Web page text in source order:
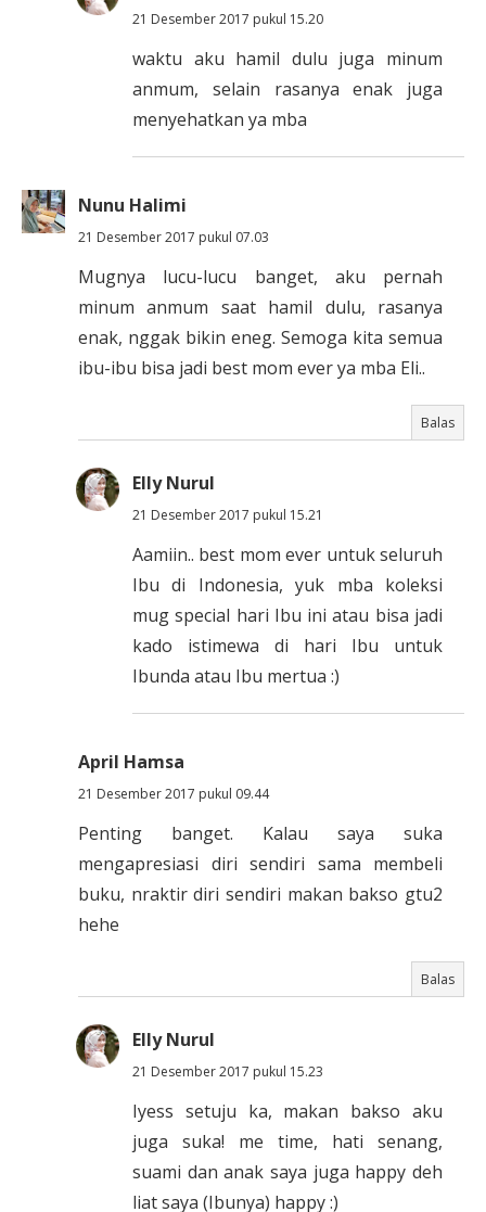
21 Desember 2017 pukul 15.20
waktu aku hamil dulu juga minum
anmum, selain rasanya enak juga
menyehatkan ya mba
Nunu Halimi
21 Desember 2017 pukul 07.03
Mugnya lucu-lucu banget, aku pernah
minum anmum saat hamil dulu, rasanya
enak, nggak bikin eneg. Semoga kita semua
ibu-ibu bisa jadi best mom ever ya mba Eli..
Balas
Elly Nurul
21 Desember 2017 pukul 15.21
Aamiin.. best mom ever untuk seluruh
Ibu di Indonesia, yuk mba koleksi
mug special hari Ibu ini atau bisa jadi
kado istimewa di hari Ibu untuk
Ibunda atau Ibu mertua :)
April Hamsa
21 Desember 2017 pukul 09.44
Penting banget. Kalau saya suka
mengapresiasi diri sendiri sama membeli
buku, nraktir diri sendiri makan bakso gtu2
hehe
Balas
Elly Nurul
21 Desember 2017 pukul 15.23
Iyess setuju ka, makan bakso aku
juga suka! me time, hati senang,
suami dan anak saya juga happy deh
liat saya (Ibunya) happy :)